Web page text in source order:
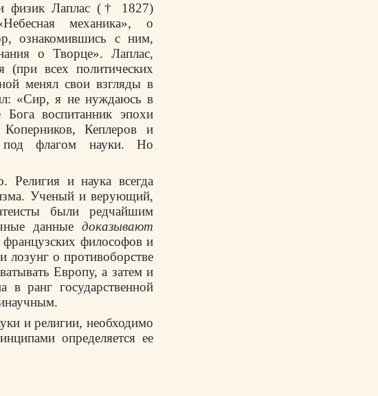
и физик Лаплас († 1827)
механика», о
ознакомившись с ним,
о Творце». Лаплас,
(при всех политических
менял свои взгляды в
«Сир, я не нуждаюсь в
воспитанник эпохи
Кеплеров и
под флагом науки. Но
Религия и наука всегда
Ученый и верующий,
были редчайшим
данные доказывают
философов и
лозунг о противоборстве
Европу, а затем и
в ранг государственной
и религии, необходимо
определяется ее